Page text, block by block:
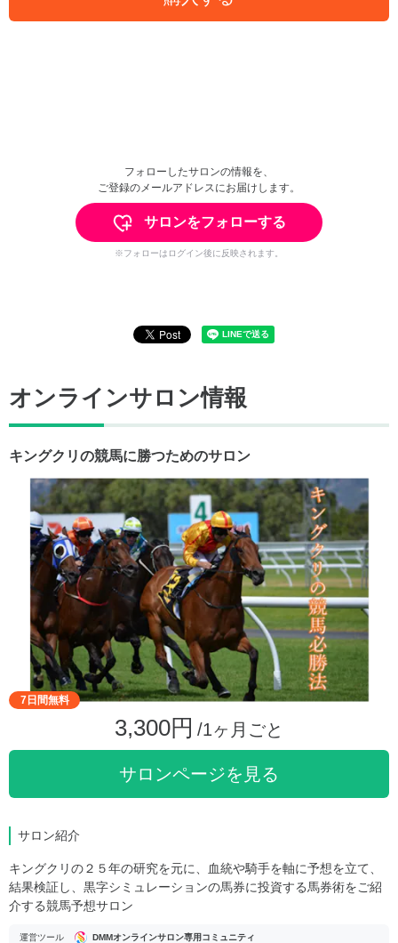
フォローしたサロンの情報を、
ご登録のメールアドレスにお届けします。
サロンをフォローする
※フォローはログイン後に反映されます。
オンラインサロン情報
キングクリの競馬に勝つためのサロン
7日間無料
3,300円 /1ヶ月ごと
サロンページを見る
サロン紹介
キングクリの２５年の研究を元に、血統や騎手を軸に予想を立て、
結果検証し、黒字シミュレーションの馬券に投資する馬券術をご紹
介する競馬予想サロン
運営ツール DMMオンラインサロン専用コミュニティ